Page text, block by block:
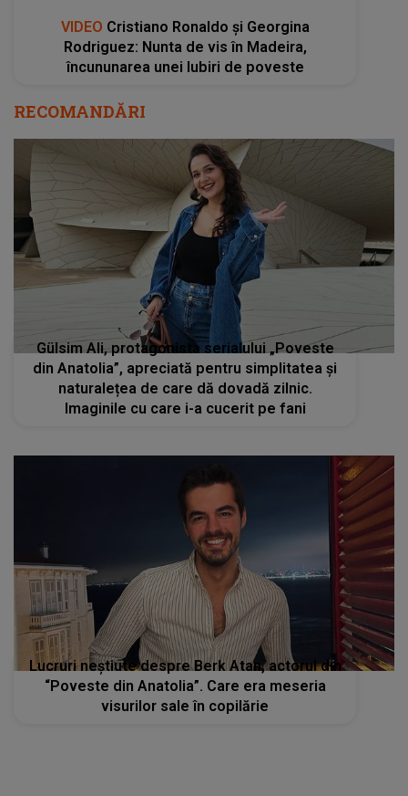
VIDEO Cristiano Ronaldo și Georgina
Rodriguez: Nunta de vis în Madeira,
încununarea unei Iubiri de poveste
RECOMANDĂRI
Gülsim Ali, protagonista serialului „Poveste
din Anatolia”, apreciată pentru simplitatea și
naturalețea de care dă dovadă zilnic.
Imaginile cu care i-a cucerit pe fani
Lucruri neștiute despre Berk Atan, actorul din
“Poveste din Anatolia”. Care era meseria
visurilor sale în copilărie